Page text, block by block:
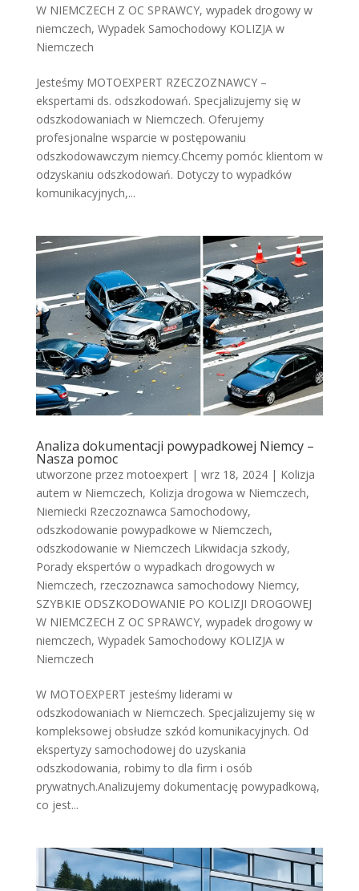
W NIEMCZECH Z OC SPRAWCY, wypadek drogowy w
niemczech, Wypadek Samochodowy KOLIZJA w
Niemczech
Jesteśmy MOTOEXPERT RZECZOZNAWCY –
ekspertami ds. odszkodowań. Specjalizujemy się w
odszkodowaniach w Niemczech. Oferujemy
profesjonalne wsparcie w postępowaniu
odszkodowawczym niemcy.Chcemy pomóc klientom w
odzyskaniu odszkodowań. Dotyczy to wypadków
komunikacyjnych,...
Analiza dokumentacji powypadkowej Niemcy –
Nasza pomoc
utworzone przez motoexpert| wrz 18, 2024| Kolizja
autem w Niemczech, Kolizja drogowa w Niemczech,
Niemiecki Rzeczoznawca Samochodowy,
odszkodowanie powypadkowe w Niemczech,
odszkodowanie w Niemczech Likwidacja szkody,
Porady ekspertów o wypadkach drogowych w
Niemczech, rzeczoznawca samochodowy Niemcy,
SZYBKIE ODSZKODOWANIE PO KOLIZJI DROGOWEJ
W NIEMCZECH Z OC SPRAWCY, wypadek drogowy w
niemczech, Wypadek Samochodowy KOLIZJA w
Niemczech
W MOTOEXPERT jesteśmy liderami w
odszkodowaniach w Niemczech. Specjalizujemy się w
kompleksowej obsłudze szkód komunikacyjnych. Od
ekspertyzy samochodowej do uzyskania
odszkodowania, robimy to dla firm i osób
prywatnych.Analizujemy dokumentację powypadkową,
co jest...